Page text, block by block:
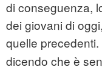
di conseguenza,
dei giovani di
quelle precedenti.
dicendo che è